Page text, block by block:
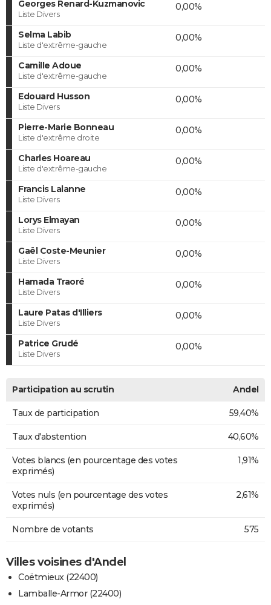
Georges Renard-Kuzmanovic
Liste Divers
0,00%
Selma Labib
Liste d'extrême-gauche
0,00%
Camille Adoue
Liste d'extrême-gauche
0,00%
Edouard Husson
Liste Divers
0,00%
Pierre-Marie Bonneau
Liste d'extrême droite
0,00%
Charles Hoareau
Liste d'extrême-gauche
0,00%
Francis Lalanne
Liste Divers
0,00%
Lorys Elmayan
Liste Divers
0,00%
Gaël Coste-Meunier
Liste Divers
0,00%
Hamada Traoré
Liste Divers
0,00%
Laure Patas d'Illiers
Liste Divers
0,00%
Patrice Grudé
Liste Divers
0,00%
Participation au scrutin Andel
Taux de participation 59,40%
Taux d'abstention 40,60%
Votes blancs (en pourcentage des votes
exprimés)
1,91%
Votes nuls (en pourcentage des votes
exprimés)
2,61%
Nombre de votants 575
Villes voisines d'Andel
Coëtmieux (22400)
Lamballe-Armor (22400)